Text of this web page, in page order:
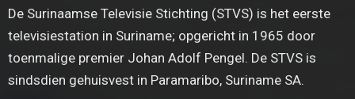
De Surinaamse Televisie Stichting (STVS) is het eerste
televisiestation in Suriname; opgericht in 1965 door
toenmalige premier Johan Adolf Pengel. De STVS is
sindsdien gehuisvest in Paramaribo, Suriname SA.